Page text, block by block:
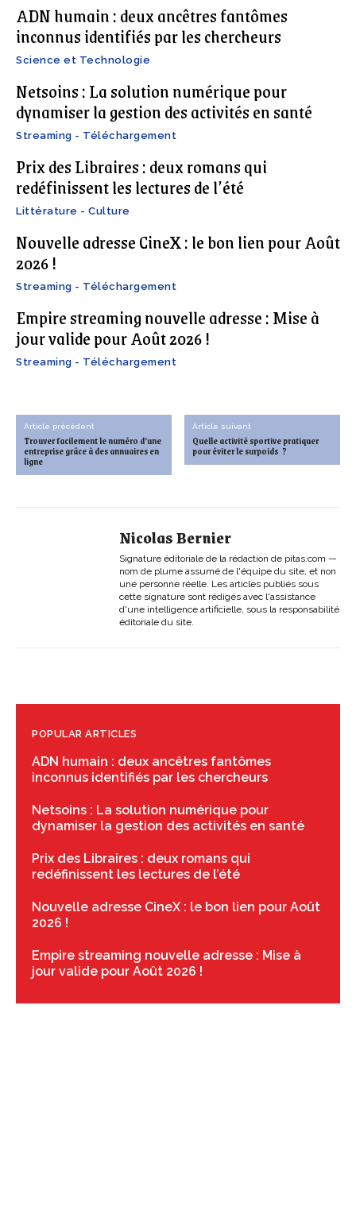
ADN humain : deux ancêtres fantômes
inconnus identifiés par les chercheurs
Science et Technologie
Netsoins : La solution numérique pour
dynamiser la gestion des activités en santé
Streaming - Téléchargement
Prix des Libraires : deux romans qui
redéfinissent les lectures de l’été
Littérature - Culture
Nouvelle adresse CineX : le bon lien pour Août
2026 !
Streaming - Téléchargement
Empire streaming nouvelle adresse : Mise à
jour valide pour Août 2026 !
Streaming - Téléchargement
Article précédent
Trouver facilement le numéro d’une
entreprise grâce à des annuaires en
ligne
Article suivant
Quelle activité sportive pratiquer
pour éviter le surpoids ?
Nicolas Bernier
Signature éditoriale de la rédaction de pitas.com —
nom de plume assumé de l'équipe du site, et non
une personne réelle. Les articles publiés sous
cette signature sont rédigés avec l'assistance
d'une intelligence artificielle, sous la responsabilité
éditoriale du site.
POPULAR ARTICLES
ADN humain : deux ancêtres fantômes
inconnus identifiés par les chercheurs
Netsoins : La solution numérique pour
dynamiser la gestion des activités en santé
Prix des Libraires : deux romans qui
redéfinissent les lectures de l’été
Nouvelle adresse CineX : le bon lien pour Août
2026 !
Empire streaming nouvelle adresse : Mise à
jour valide pour Août 2026 !